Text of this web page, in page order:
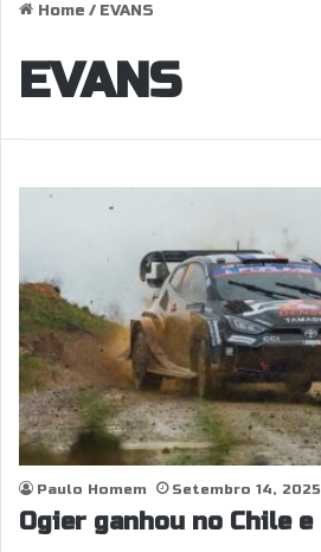
Home / EVANS
EVANS
Paulo Homem Setembro 14, 2025
Ogier ganhou no Chile e